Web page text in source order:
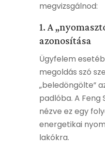
megvizsgálnod:
1. A
azonosítása
Ügyfelem
megoldás szó
„beledöngölte”
padlóba. A Feng
nézve ez egy
energetikai
lakókra.